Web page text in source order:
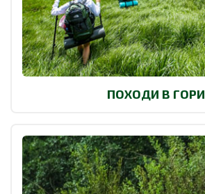
ПОХОДИ В ГОРИ